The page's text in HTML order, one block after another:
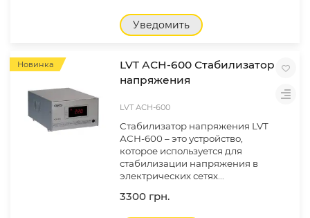
Уведомить
Новинка
LVT АСН-600 Стабилизатор
напряжения
LVT АСН-600
Стабилизатор напряжения LVT
АСН-600 – это устройство,
которое используется для
стабилизации напряжения в
электрических сетях...
3300 грн.